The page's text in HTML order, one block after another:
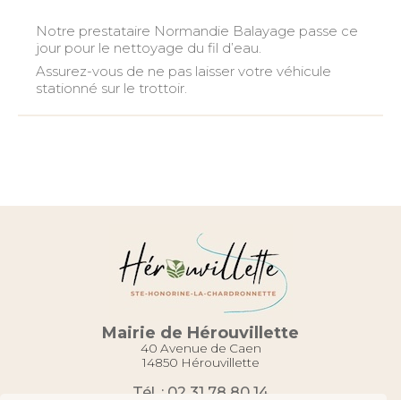
Notre prestataire Normandie Balayage passe ce
jour pour le nettoyage du fil d’eau.
Assurez-vous de ne pas laisser votre véhicule
stationné sur le trottoir.
Mairie de Hérouvillette
40 Avenue de Caen
14850 Hérouvillette
Tél. : 02 31 78 80 14